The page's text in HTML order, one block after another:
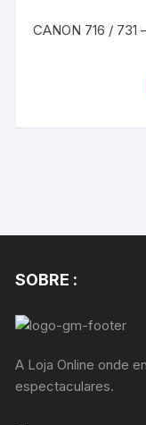
CANON 716 / 731
SOBRE :
A Loja Online onde
espectaculares.